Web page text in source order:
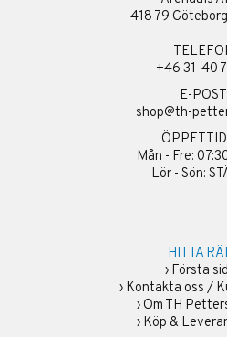
418 79
+46 31-40
E-POST:
shop@th-
Mån - Fre:
Lör - Sön:
HITTA
› Första
› Kontakta oss /
› Om TH
› Köp &